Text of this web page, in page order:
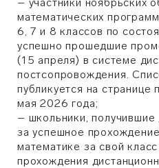
математических
6, 7 и 8 классов по
успешно прошедшие
(15 апреля) в системе
постсопровождения.
публикуется на
мая 2026 года;
– школьники,
за успешное
математике за свой
прохождения